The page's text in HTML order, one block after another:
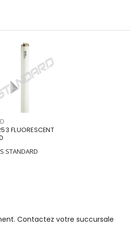
FLUORESCENT
STANDARD
Contactez votre succursale